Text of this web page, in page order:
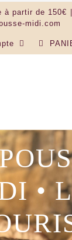
à partir de 150€
midi.com
•